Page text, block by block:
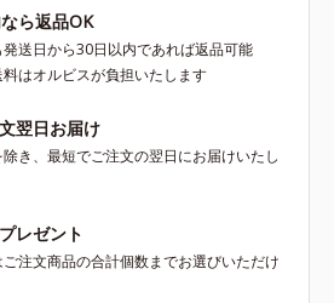
ら返品OK
送日から30日以内であれば返品可能
はオルビスが負担いたします
翌日お届け
き、最短でご注文の翌日にお届けいたし
レゼント
注文商品の合計個数までお選びいただけ